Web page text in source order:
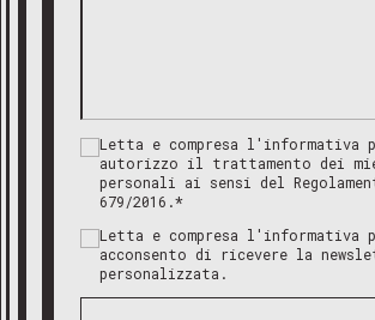
Letta e compresa l'informativa
autorizzo il trattamento dei
personali ai sensi del
679/2016.*
Letta e compresa l'informativa
acconsento di ricevere la
personalizzata.